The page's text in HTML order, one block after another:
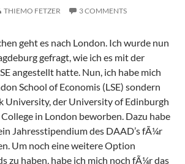
THIEMO FETZER 3 COMMENTS
geht es nach London. Ich wurde nun
gefragt, wie ich es mit der
angestellt hatte. Nun, ich habe mich
School of Economis (LSE) sondern
University, der University of Edinburgh
in London beworben. Dazu habe
Jahresstipendium des DAAD’s fÃ¼r
Um noch eine weitere Option
zu haben, habe ich mich noch fÃ¼r das